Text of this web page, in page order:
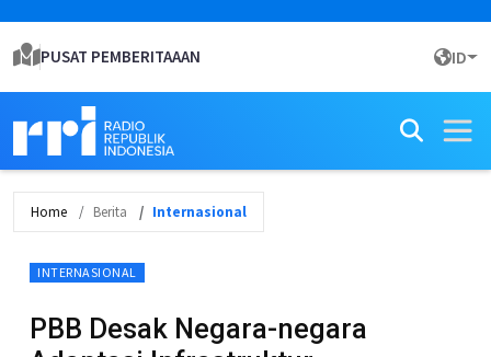
PUSAT PEMBERITAAAN ID
Home Berita Internasional
INTERNASIONAL
PBB Desak Negara-negara